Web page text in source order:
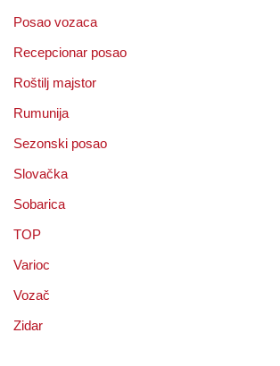
Posao vozaca
Recepcionar posao
Roštilj majstor
Rumunija
Sezonski posao
Slovačka
Sobarica
TOP
Varioc
Vozač
Zidar